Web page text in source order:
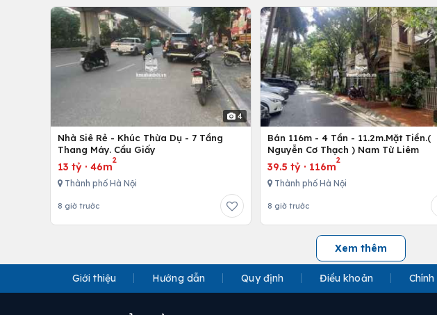
4
Nhà Siê Rẻ - Khúc Thừa Dụ - 7 Tầng
Thang Máy. Cầu Giấy
13 tỷ · 46m
2
Thành phố Hà Nội
8 giờ trước
Bán 116m - 4 Tần - 11.2m.Mặt Tiền.(
Nguyễn Cơ Thạch ) Nam Từ Liêm
39.5 tỷ · 116m
2
Thành phố Hà Nội
8 giờ trước
Xem thêm
Giới thiệu Hướng dẫn Quy định Điều khoản